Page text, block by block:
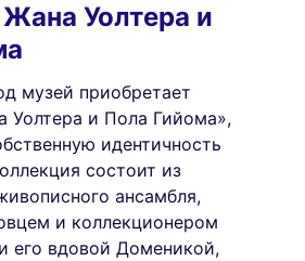
Уолтера и
музей приобретает
Уолтера и Пола Гийома»,
идентичность
состоит из
ансамбля,
и коллекционером
его вдовой Доменикой,